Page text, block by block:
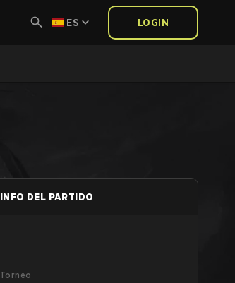
ES LOGIN
INFO DEL PARTIDO
Torneo